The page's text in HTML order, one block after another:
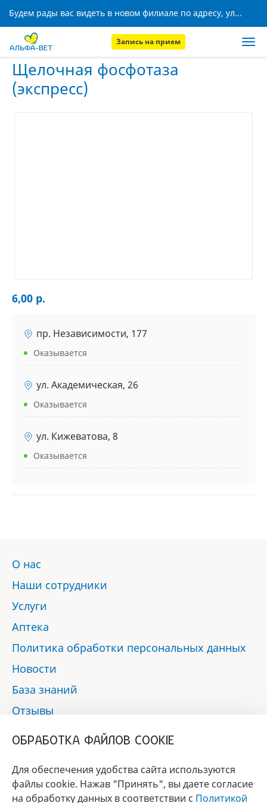
Будем рады вас видеть в новом филиале по адресу, ул. Кижеватова, 8!
Запись на прием
Главная Щелочная фосфотаза (экспресс)
Щелочная фосфотаза
(экспресс)
6,00 р.
пр. Независимости, 177
Оказывается
ул. Академическая, 26
Оказывается
ул. Кижеватова, 8
Оказывается
О нас
Наши сотрудники
Услуги
Аптека
Политика обработки персональных данных
Новости
База знаний
Отзывы
ОБРАБОТКА ФАЙЛОВ COOKIE
Для обеспечения удобства сайта используются
файлы cookie. Нажав "Принять", вы даете согласие
на обработку данных в соответствии с Политикой